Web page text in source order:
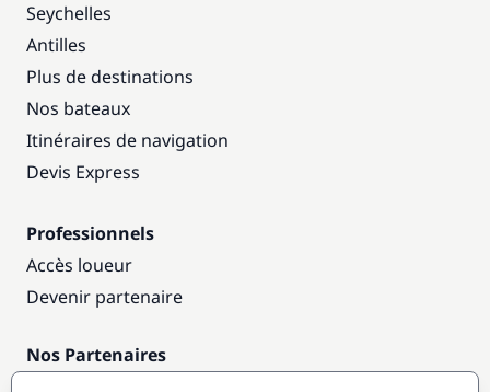
Seychelles
Antilles
Plus de destinations
Nos bateaux
Itinéraires de navigation
Devis Express
Professionnels
Accès loueur
Devenir partenaire
Nos Partenaires